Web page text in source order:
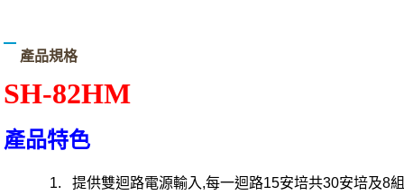
產品規格
SH-82HM
產品特色
1. 提供雙迴路電源輸入 ,每一迴路15安培共30安培及8